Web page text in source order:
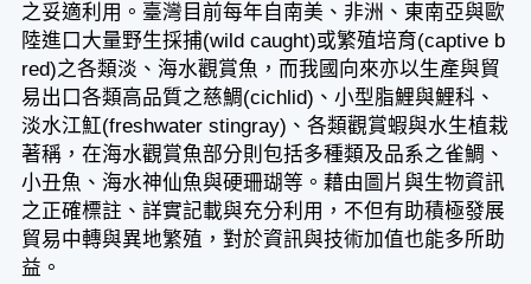
之妥適利用。臺灣目前每年自南美、非洲、東南亞與歐
陸進口大量野生採捕(wild caught)或繁殖培育(captive b
red)之各類淡、海水觀賞魚，而我國向來亦以生產與貿
易出口各類高品質之慈鯛(cichlid)、小型脂鯉與鯉科、
淡水江魟(freshwater stingray)、各類觀賞蝦與水生植栽
著稱，在海水觀賞魚部分則包括多種類及品系之雀鯛、
小丑魚、海水神仙魚與硬珊瑚等。藉由圖片與生物資訊
之正確標註、詳實記載與充分利用，不但有助積極發展
貿易中轉與異地繁殖，對於資訊與技術加值也能多所助
益。